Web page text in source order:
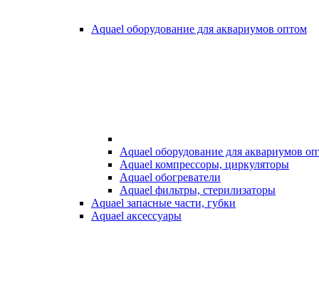
Aquael оборудование для аквариумов оптом
Aquael оборудование для аквариумов
Aquael компрессоры, циркуляторы
Aquael обогреватели
Aquael фильтры, стерилизаторы
Aquael запасные части, губки
Aquael аксессуары